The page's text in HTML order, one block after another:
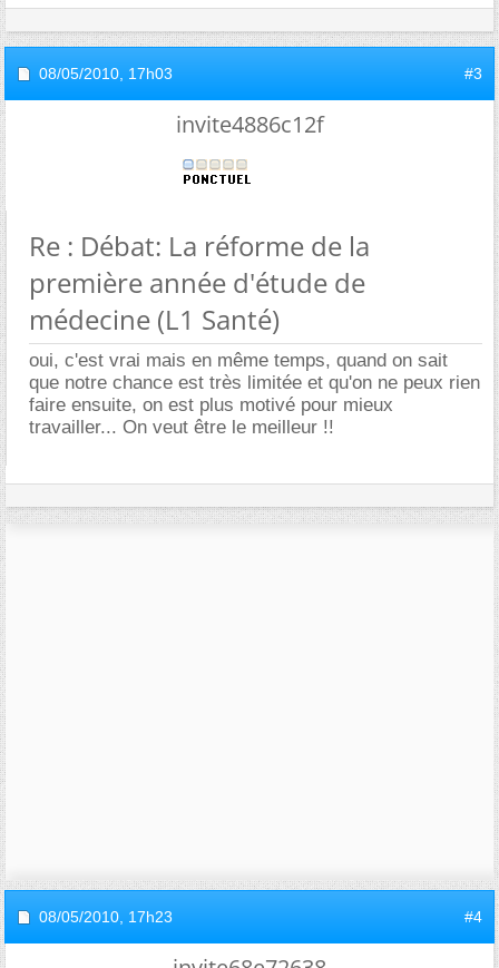
08/05/2010, 17h03 #3
invite4886c12f
Re : Débat: La réforme de la
première année d'étude de
médecine (L1 Santé)
oui, c'est vrai mais en même temps, quand on sait
que notre chance est très limitée et qu'on ne peux rien
faire ensuite, on est plus motivé pour mieux
travailler... On veut être le meilleur !!
08/05/2010, 17h23 #4